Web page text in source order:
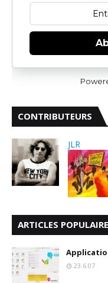
CONTRIBUTEURS
JLR
ARTICLES
23.6.07